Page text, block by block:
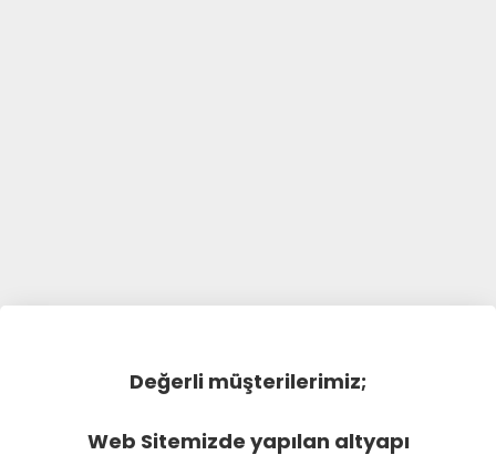
Değerli müşterilerimiz;
Web Sitemizde yapılan altyapı